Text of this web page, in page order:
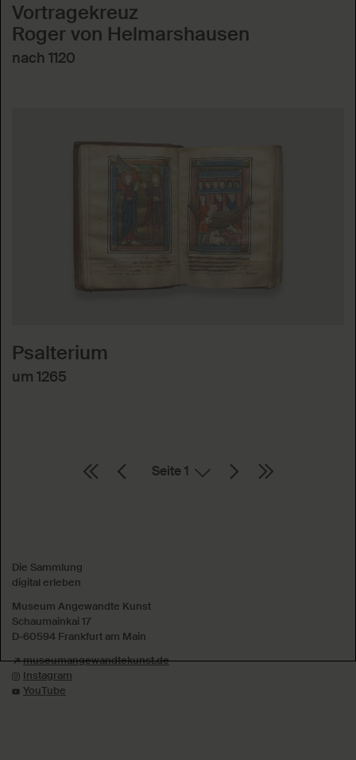
Vortragekreuz
Roger von Helmarshausen
nach 1120
Psalterium
um 1265
Die Sammlung
digital erleben
Museum Angewandte Kunst
Schaumainkai 17
D-60594 Frankfurt am Main
museumangewandtekunst.de
Instagram
YouTube